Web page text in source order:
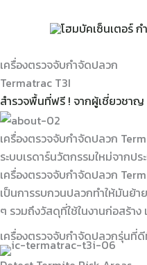
เครื่องตรวจจับกำจัดปลวก
Termatrac T3I
สำรวจพื้นที่ฟรี ! จากผู้เชี่ยวชาญ
เครื่องตรวจจับกำจัดปลวก
ระบบเรดาร์นวัตกรรมใหม่จากปร
เครื่องตรวจจับกำจัดปลวก
เป็นการรบกวนปลวกทำให้มันย้
ๆ รวมถึงวัสดุที่ใช้ในงานก่อสร้า
เครื่องตรวจจับกำจัดปลวกรุ่นที่